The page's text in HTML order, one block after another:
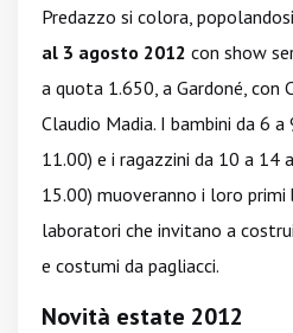
Predazzo si colora,
al 3 agosto 2012 con show
a quota 1.650, a Gardoné, con
Claudio Madia. I bambini da 6
11.00) e i ragazzini da 10 a 14
15.00) muoveranno i loro
laboratori che invitano a
e costumi da pagliacci.
Novità estate 2012